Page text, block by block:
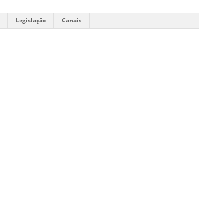
Legislação Canais